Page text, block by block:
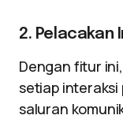
2. Pelacakan
Dengan fitur
setiap interaksi
saluran